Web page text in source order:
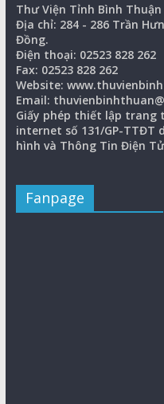
Thư Viện Tỉnh Bình Thuận
Địa chỉ: 284 - 286 Trần
Đồng.
Điện thoại: 02523 828 262
Fax: 02523 828 262
Website:
Email:
Giấy phép thiết lập
internet số 131/GP-TTĐT
hình và Thông Tin Điện
Fanpage